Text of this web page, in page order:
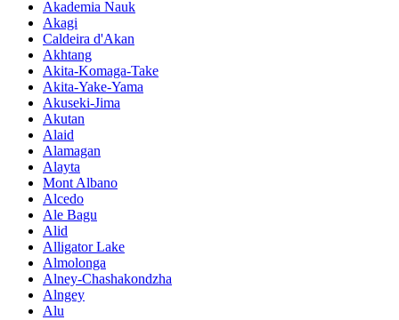
Akademia Nauk
Akagi
Caldeira d'Akan
Akhtang
Akita-Komaga-Take
Akita-Yake-Yama
Akuseki-Jima
Akutan
Alaid
Alamagan
Alayta
Mont Albano
Alcedo
Ale Bagu
Alid
Alligator Lake
Almolonga
Alney-Chashakondzha
Alngey
Alu